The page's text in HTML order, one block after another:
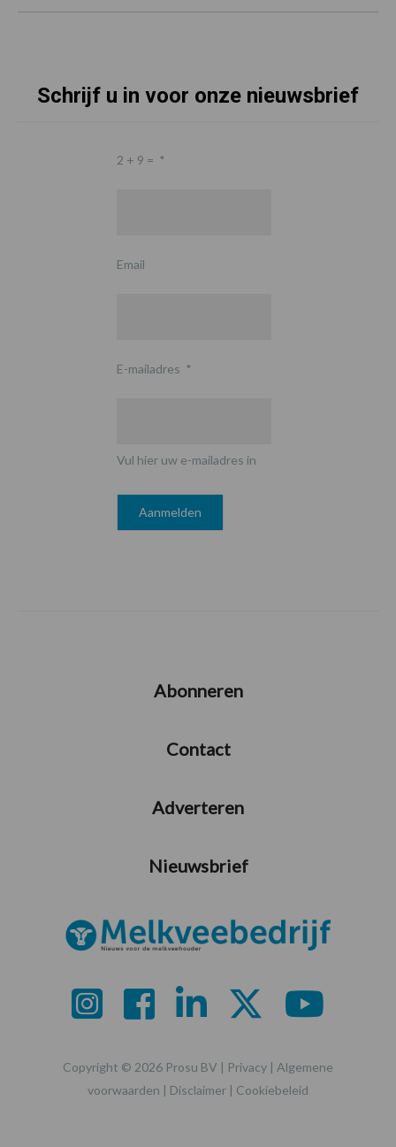
Schrijf u in voor onze nieuwsbrief
2 + 9 = *
Email
E-mailadres *
Vul hier uw e-mailadres in
Abonneren
Contact
Adverteren
Nieuwsbrief
Copyright © 2026 Prosu BV | Privacy | Algemene
voorwaarden | Disclaimer | Cookiebeleid